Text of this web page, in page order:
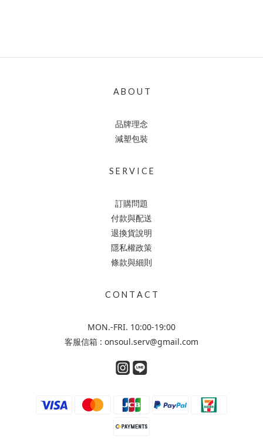
A B O U T
品牌理念
減塑包裝
S E R V I C E
訂購問題
付款與配送
退換貨說明
隱私權政策
條款與細則
C O N T A C T
MON.-FRI. 10:00-19:00
客服信箱 : onsoul.serv@gmail.com